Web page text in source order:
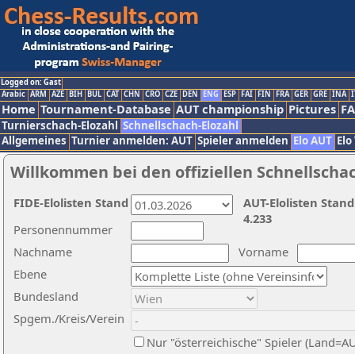
Logged on: Gast
Arabic ARM AZE BIH BUL CAT CHN CRO CZE DEN ENG ESP FAI FIN FRA GER GRE INA
Home Tournament-Database AUT championship Pictures
Turnierschach-Elozahl Schnellschach-Elozahl
Allgemeines Turnier anmelden: AUT Spieler anmelden Elo AUT
Willkommen bei den offiziellen
Nachname
Vorname
Ebene
Personennummer
Bundesland
Spgem./Kreis/Verein
Nur "österreichische" Spieler
AUT-Elolisten
4.233
FIDE-Elolisten Stand